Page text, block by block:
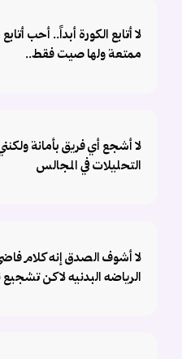
لا أتابع الكورة أبداً.. أحب
ممتعة ولها صيت فقط..
لا أشجع أي فريق بأمانة
التحليلات في المجالس
لا أشوف الصدق إنه كلام
الرياضه البدنيه لاكن